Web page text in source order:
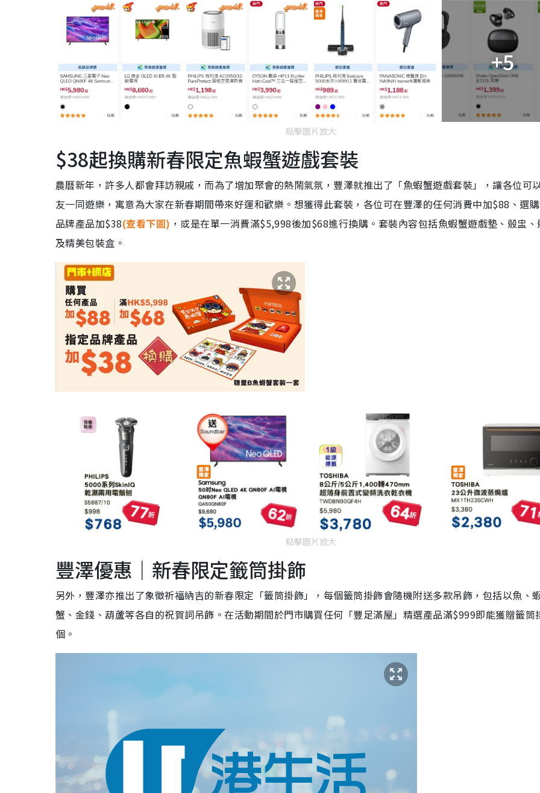
+5
點擊圖片放大
$38起換購新春限定魚蝦蟹遊戲套裝
農曆新年，許多人都會拜訪親戚，而為了增加聚會的熱鬧氣氛，豐澤就推出了「魚蝦蟹遊戲套裝」，讓各位可
友一同遊樂，寓意為大家在新春期間帶來好運和歡樂。想獲得此套裝，各位可在豐澤的任何消費中加$88、選
品牌產品加$38(查看下圖) ，或是在單一消費滿$5,998後加$68進行換購。套裝內容包括魚蝦蟹遊戲墊、骰盅
及精美包裝盒。
點擊圖片放大
豐澤優惠｜新春限定籤筒掛飾
另外，豐澤亦推出了象徵祈福納吉的新春限定「籤筒掛飾」，每個籤筒掛飾會隨機附送多款吊飾，包括以魚、
蟹、金錢、葫蘆等各自的祝賀詞吊飾。在活動期間於門市購買任何「豐足滿屋」精選產品滿$999即能獲贈籤筒
個。